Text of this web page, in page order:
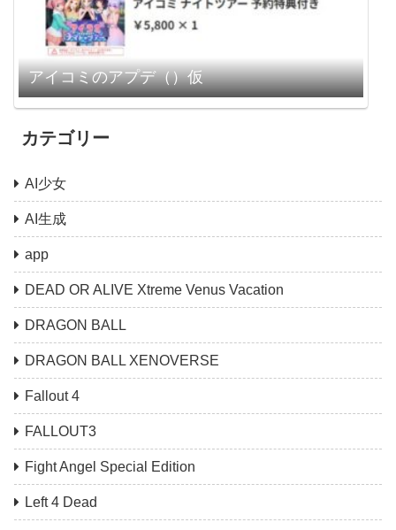
アイコミのアプデ（）仮
カテゴリー
AI少女
AI生成
app
DEAD OR ALIVE Xtreme Venus Vacation
DRAGON BALL
DRAGON BALL XENOVERSE
Fallout 4
FALLOUT3
Fight Angel Special Edition
Left 4 Dead